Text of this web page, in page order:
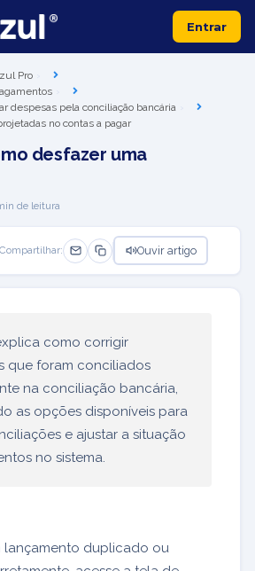
Entrar
Pro
despesas pela conciliação bancária
no contas a pagar
desfazer uma
de leitura
Compartilhar: Ouvir artigo
como corrigir
que foram conciliados
na conciliação bancária,
as opções disponíveis para
e ajustar a situação
no sistema.
lançamento duplicado ou